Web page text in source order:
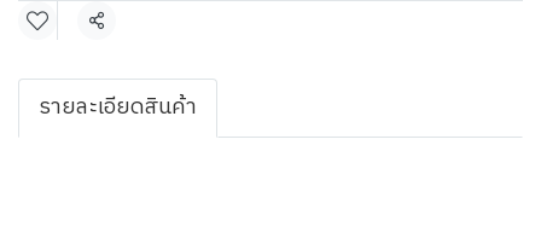
แชร์
รายละเอียดสินค้า